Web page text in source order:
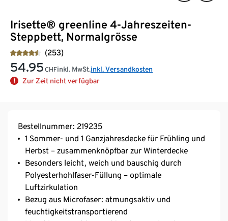
Irisette® greenline 4-Jahreszeiten-
Steppbett, Normalgrösse
(253)
54.95 CHFinkl. MwSt.inkl. Versandkosten
Zur Zeit nicht verfügbar
Bestellnummer: 219235
1 Sommer- und 1 Ganzjahresdecke für Frühling und
Herbst – zusammenknöpfbar zur Winterdecke
Besonders leicht, weich und bauschig durch
Polyesterhohlfaser-Füllung – optimale
Luftzirkulation
Bezug aus Microfaser: atmungsaktiv und
feuchtigkeitstransportierend